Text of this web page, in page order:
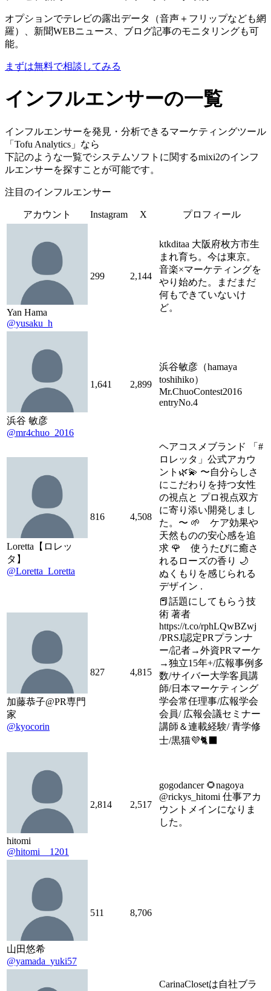
オプションでテレビの露出データ（音声＋フリップなども網
羅）、新聞WEBニュース、ブログ記事のモニタリングも可
能。
まずは無料で相談してみる
インフルエンサーの一覧
インフルエンサーを発見・分析できるマーケティングツール
「Tofu Analytics」なら
下記のような一覧でシステムソフトに関するmixi2のインフ
ルエンサーを探すことが可能です。
注目のインフルエンサー
アカウント Instagram X プロフィール
Yan Hama
@yusaku_h
299 2,144
ktkditaa 大阪府枚方市生
まれ育ち。今は東京。
音楽×マーケティングを
やり始めた。まだまだ
何もできていないけ
ど。
浜谷 敏彦
@mr4chuo_2016
1,641 2,899
浜谷敏彦（hamaya
toshihiko）
Mr.ChuoContest2016
entryNo.4
Loretta【ロレッ
タ】
@Loretta_Loretta
816 4,508
ヘアコスメブランド 「#
ロレッタ」公式アカウ
ント🌿💫 〜自分らしさ
にこだわりを持つ女性
の視点と プロ視点双方
に寄り添い開発しまし
た。〜 🌱 ケア効果や
天然ものの安心感を追
求 🌹 使うたびに癒さ
れるローズの香り 🌙
ぬくもりを感じられる
デザイン .
加藤恭子@PR専門
家
@kyocorin
827 4,815
📕話題にしてもらう技
術 著者
https://t.co/rphLQwBZwj
/PRSJ認定PRプランナ
ー/記者→外資PRマーケ
→独立15年+/広報事例多
数/サイバー大学客員講
師/日本マーケティング
学会常任理事/広報学会
会員/ 広報会議セミナー
講師＆連載経験/ 青学修
士/黒猫💜🐈‍⬛
hitomi
@hitomi__1201
2,814 2,517
gogodancer 🌻nagoya
@rickys_hitomi 仕事アカ
ウントメインになりま
した。
山田悠希
@yamada_yuki57
511 8,706
CarinaClosetは自社ブラ